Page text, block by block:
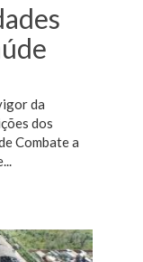
da
dos
Combate a